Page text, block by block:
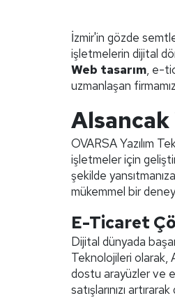
İzmir'in gözde
işletmelerin dijital
Web tasarım, e-
uzmanlaşan
Alsancak
OVARSA Yazılım
işletmeler için
şekilde
mükemmel bir
E-Ticaret
Dijital dünyada
Teknolojileri olarak,
dostu arayüzler ve
satışlarınızı